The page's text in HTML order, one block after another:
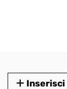
Inserisci